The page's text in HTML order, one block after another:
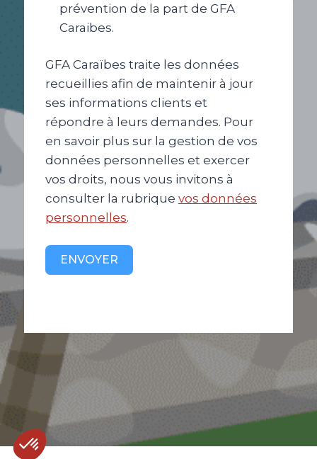
prévention de la part de GFA
Caraibes.
GFA Caraïbes traite les données
recueillies afin de maintenir à jour
ses informations clients et
répondre à leurs demandes. Pour
en savoir plus sur la gestion de vos
données personnelles et exercer
vos droits, nous vous invitons à
consulter la rubrique vos données
personnelles.
ENVOYER